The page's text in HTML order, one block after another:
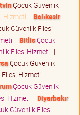
Çocuk Güvenlik
Hizmeti | Balıkesir
Güvenlik Filesi
| BitlisÇocuk
Filesi Hizmeti |
Çocuk Güvenlik
Hizmeti |
Çocuk Güvenlik
Hizmeti | Diyarbakır
Güvenlik Filesi